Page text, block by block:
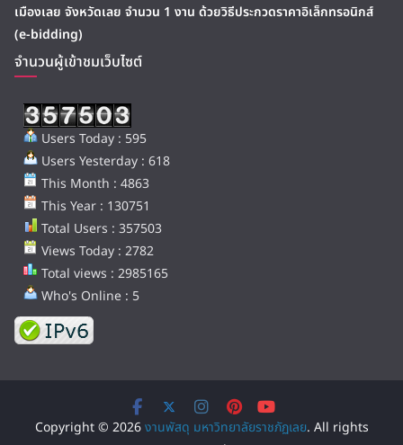
เมืองเลย จังหวัดเลย จำนวน 1 งาน ด้วยวิธีประกวดราคาอิเล็กทรอนิกส์
(e-bidding)
จำนวนผู้เข้าชมเว็บไซต์
Users Today : 595
Users Yesterday : 618
This Month : 4863
This Year : 130751
Total Users : 357503
Views Today : 2782
Total views : 2985165
Who's Online : 5
Copyright © 2026งานพัสดุ มหาวิทยาลัยราชภัฏเลย. All rights